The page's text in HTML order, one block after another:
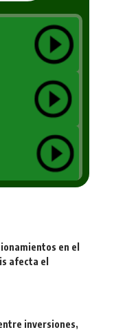
en el
afecta el
inversiones,